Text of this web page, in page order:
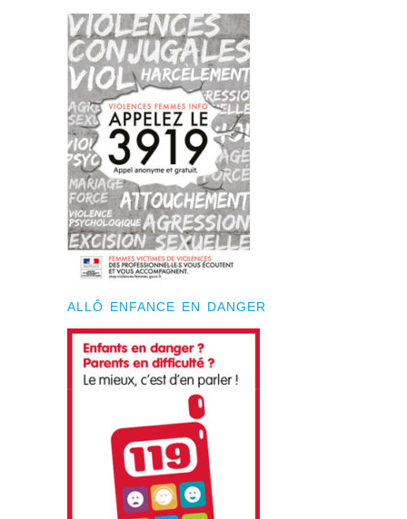
ALLÔ ENFANCE EN DANGER